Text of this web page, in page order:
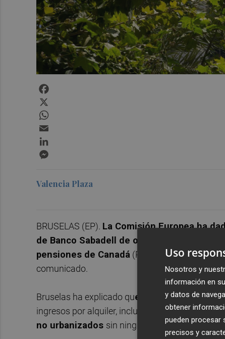
Valencia Plaza
BRUSELAS (EP). La Comisión Europea ha
de Banco Sabadell de ocho propiedades a
pensiones de Canadá (PSPIB, por sus siglas
comunicado.
Bruselas ha explicado que la cartera está
ingresos por alquiler, incluidos un almacén y
no urbanizados sin ningún rendimiento.
Uso
Nosotros y
información en
y datos de
obtener
pueden procesar
precisos y